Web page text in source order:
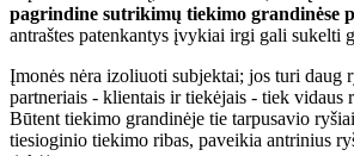
pagrindine sutrikimų tiekimo grandinėse
antraštes patenkantys įvykiai irgi gali sukelti
Įmonės nėra izoliuoti subjektai; jos turi daug
partneriais - klientais ir tiekėjais - tiek vidaus
Būtent tiekimo grandinėje tie tarpusavio
tiesioginio tiekimo ribas, paveikia antrinius